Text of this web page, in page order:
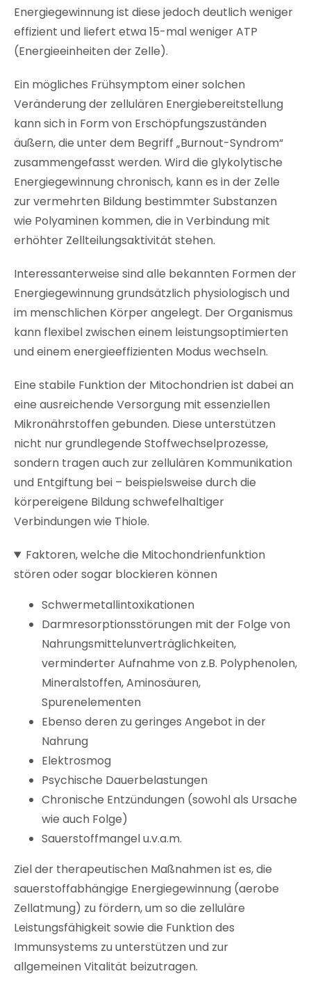
Energiegewinnung ist diese jedoch deutlich weniger
effizient und liefert etwa 15-mal weniger ATP
(Energieeinheiten der Zelle).
Ein mögliches Frühsymptom einer solchen
Veränderung der zellulären Energiebereitstellung
kann sich in Form von Erschöpfungszuständen
äußern, die unter dem Begriff „Burnout-Syndrom“
zusammengefasst werden. Wird die glykolytische
Energiegewinnung chronisch, kann es in der Zelle
zur vermehrten Bildung bestimmter Substanzen
wie Polyaminen kommen, die in Verbindung mit
erhöhter Zellteilungsaktivität stehen.
Interessanterweise sind alle bekannten Formen der
Energiegewinnung grundsätzlich physiologisch und
im menschlichen Körper angelegt. Der Organismus
kann flexibel zwischen einem leistungsoptimierten
und einem energieeffizienten Modus wechseln.
Eine stabile Funktion der Mitochondrien ist dabei an
eine ausreichende Versorgung mit essenziellen
Mikronährstoffen gebunden. Diese unterstützen
nicht nur grundlegende Stoffwechselprozesse,
sondern tragen auch zur zellulären Kommunikation
und Entgiftung bei – beispielsweise durch die
körpereigene Bildung schwefelhaltiger
Verbindungen wie Thiole.
Faktoren, welche die Mitochondrienfunktion
stören oder sogar blockieren können
Schwermetallintoxikationen
Darmresorptionsstörungen mit der Folge von
Nahrungsmittelunverträglichkeiten,
verminderter Aufnahme von z.B. Polyphenolen,
Mineralstoffen, Aminosäuren,
Spurenelementen
Ebenso deren zu geringes Angebot in der
Nahrung
Elektrosmog
Psychische Dauerbelastungen
Chronische Entzündungen (sowohl als Ursache
wie auch Folge)
Sauerstoffmangel u.v.a.m.
Ziel der therapeutischen Maßnahmen ist es, die
sauerstoffabhängige Energiegewinnung (aerobe
Zellatmung) zu fördern, um so die zelluläre
Leistungsfähigkeit sowie die Funktion des
Immunsystems zu unterstützen und zur
allgemeinen Vitalität beizutragen.